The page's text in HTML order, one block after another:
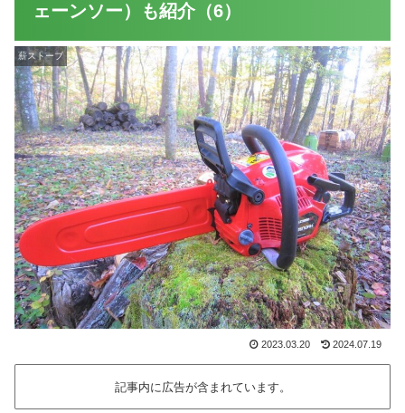
ェーンソー）も紹介（6）
薪ストーブ
2023.03.20 2024.07.19
記事内に広告が含まれています。